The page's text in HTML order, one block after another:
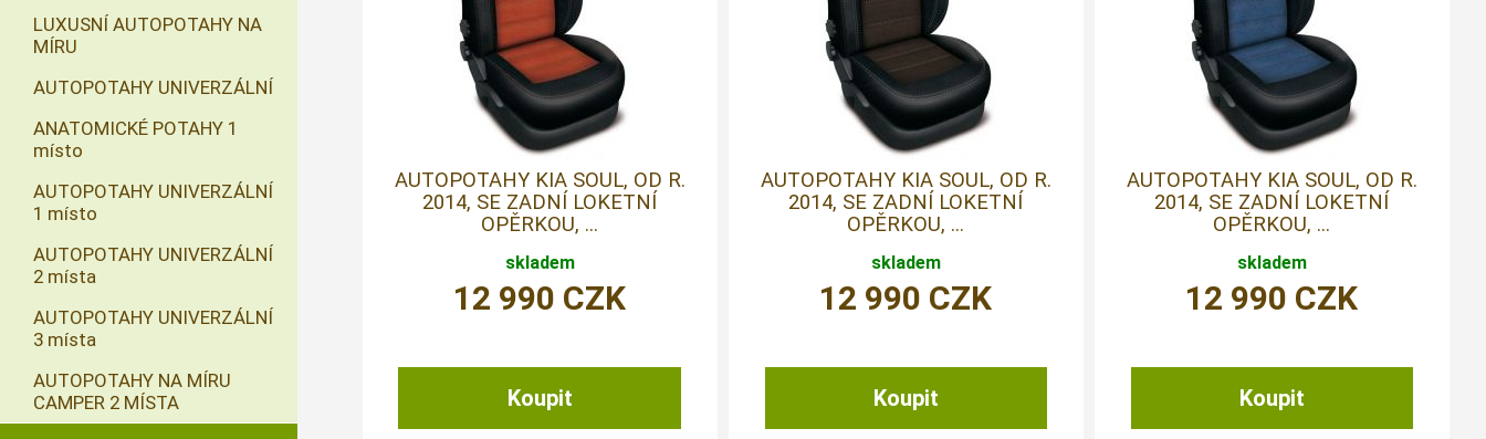
AUTOPOTAHY KIA SOUL, OD R.
2014, SE ZADNÍ LOKETNÍ
OPĚRKOU, ...
skladem
12 990 CZK
AUTOPOTAHY KIA SOUL, OD R.
2014, SE ZADNÍ LOKETNÍ
OPĚRKOU, ...
skladem
12 990 CZK
AUTOPOTAHY KIA SOUL, OD R.
2014, SE ZADNÍ LOKETNÍ
OPĚRKOU, ...
skladem
12 990 CZK
LUXUSNÍ AUTOPOTAHY NA
MÍRU
AUTOPOTAHY UNIVERZÁLNÍ
ANATOMICKÉ POTAHY 1
místo
AUTOPOTAHY UNIVERZÁLNÍ
1 místo
AUTOPOTAHY UNIVERZÁLNÍ
2 místa
AUTOPOTAHY UNIVERZÁLNÍ
3 místa
AUTOPOTAHY NA MÍRU
CAMPER 2 MÍSTA